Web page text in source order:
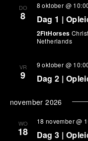
DO
8
8 oktober @
Dag 1 |
2FitHorses
Netherlands
VR
9
9 oktober @
Dag 2 |
november 2026
WO
18
18 november @
Dag 3 |